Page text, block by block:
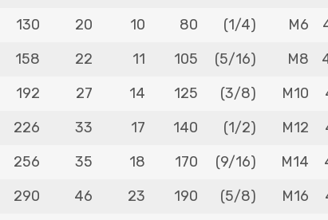
M6
(1/4)
80
10
20
130
M8
(5/16)
105
11
22
158
M10
(3/8)
125
14
27
192
M12
(1/2)
140
17
33
226
M14
(9/16)
170
18
35
256
M16
(5/8)
190
23
46
290